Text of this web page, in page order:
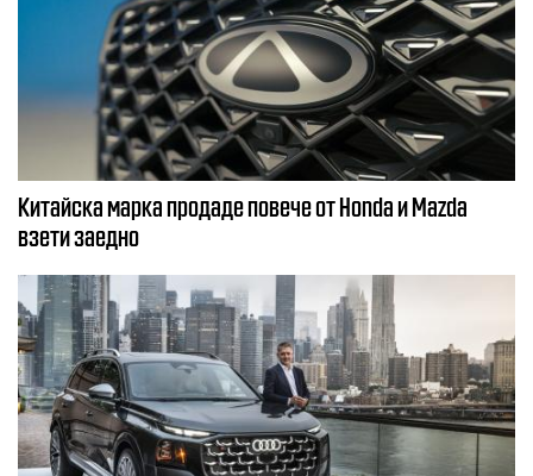
Китайска марка продаде повече от Honda и Mazda
взети заедно